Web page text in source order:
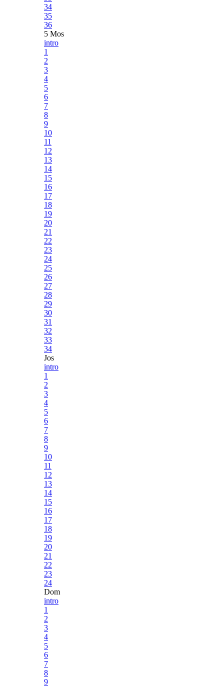
34
35
36
5 Mos
intro
1
2
3
4
5
6
7
8
9
10
11
12
13
14
15
16
17
18
19
20
21
22
23
24
25
26
27
28
29
30
31
32
33
34
Jos
intro
1
2
3
4
5
6
7
8
9
10
11
12
13
14
15
16
17
18
19
20
21
22
23
24
Dom
intro
1
2
3
4
5
6
7
8
9